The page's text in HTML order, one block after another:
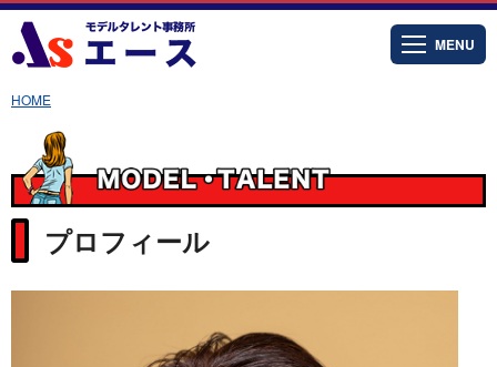
MENU
HOME
プロフィール